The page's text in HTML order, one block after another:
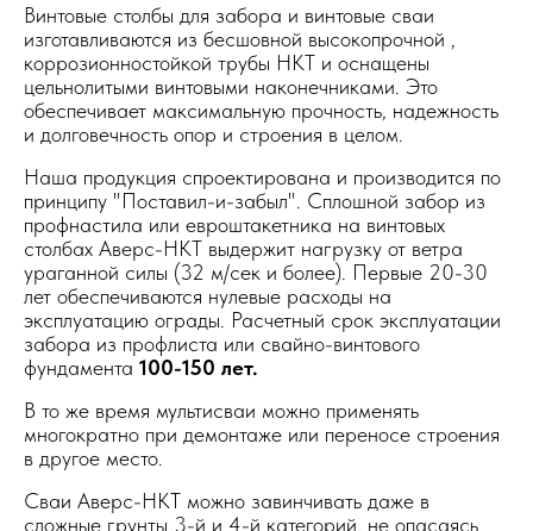
Винтовые столбы для забора и винтовые сваи
изготавливаются из бесшовной высокопрочной ,
коррозионностойкой трубы НКТ и оснащены
цельнолитыми винтовыми наконечниками. Это
обеспечивает максимальную прочность, надежность
и долговечность опор и строения в целом.
Наша продукция спроектирована и производится по
принципу "Поставил-и-забыл". Сплошной забор из
профнастила или евроштакетника на винтовых
столбах Аверс-НКТ выдержит нагрузку от ветра
ураганной силы (32 м/сек и более). Первые 20-30
лет обеспечиваются нулевые расходы на
эксплуатацию ограды. Расчетный срок эксплуатации
забора из профлиста или свайно-винтового
фундамента 100-150 лет.
В то же время мультисваи можно применять
многократно при демонтаже или переносе строения
в другое место.
Сваи Аверс-НКТ можно завинчивать даже в
сложные грунты 3-й и 4-й категорий, не опасаясь